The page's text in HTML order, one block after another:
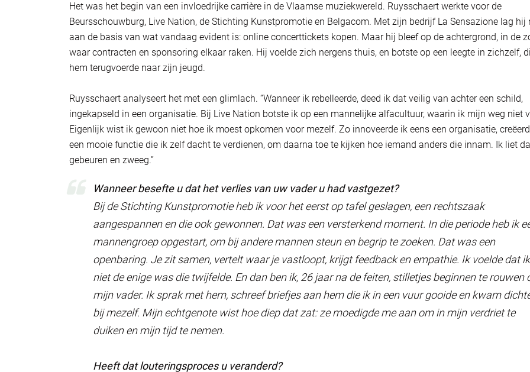
Het was het begin van een invloedrijke carrière in de Vlaamse muziekwereld. Ruysschaert werkte voor de
Beursschouwburg, Live Nation, de Stichting Kunstpromotie en Belgacom. Met zijn bedrijf La Sensazione lag hij
aan de basis van wat vandaag evident is: online concerttickets kopen. Maar hij bleef op de achtergrond, in de
waar contracten en sponsoring elkaar raken. Hij voelde zich nergens thuis, en botste op een leegte in zichzelf,
hem terugvoerde naar zijn jeugd.
Ruysschaert analyseert het met een glimlach. “Wanneer ik rebelleerde, deed ik dat veilig van achter een schild,
ingekapseld in een organisatie. Bij Live Nation botste ik op een mannelijke alfacultuur, waarin ik mijn weg niet
Eigenlijk wist ik gewoon niet hoe ik moest opkomen voor mezelf. Zo innoveerde ik eens een organisatie,
een mooie functie die ik zelf dacht te verdienen, om daarna toe te kijken hoe iemand anders die innam. Ik liet
gebeuren en zweeg.”
Wanneer besefte u dat het verlies van uw vader u had vastgezet?
Bij de Stichting Kunstpromotie heb ik voor het eerst op tafel geslagen, een rechtszaak
aangespannen en die ook gewonnen. Dat was een versterkend moment. In die periode heb ik
mannengroep opgestart, om bij andere mannen steun en begrip te zoeken. Dat was een
openbaring. Je zit samen, vertelt waar je vastloopt, krijgt feedback en empathie. Ik voelde dat ik
niet de enige was die twijfelde. En dan ben ik, 26 jaar na de feiten, stilletjes beginnen te rouwen
mijn vader. Ik sprak met hem, schreef briefjes aan hem die ik in een vuur gooide en kwam
bij mezelf. Mijn echtgenote wist hoe diep dat zat: ze moedigde me aan om in mijn verdriet te
duiken en mijn tijd te nemen.
Heeft dat louteringsproces u veranderd?